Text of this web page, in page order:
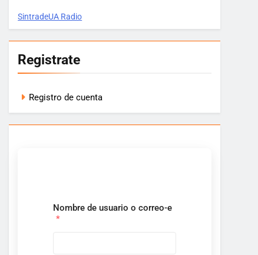
SintradeUA Radio
Registrate
Registro de cuenta
Nombre de usuario o correo-e
*